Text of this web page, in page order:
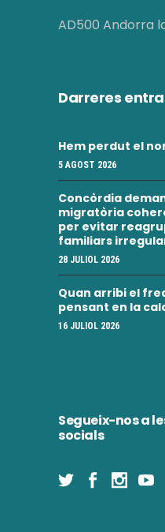
AD500 Andorra
Darreres
Hem perdut el
5 AGOST 2026
Concòrdia
migratòria
per evitar
familiars
28 JULIOL 2026
Quan arribi el
pensant en la
16 JULIOL 2026
Segueix-nos a
socials